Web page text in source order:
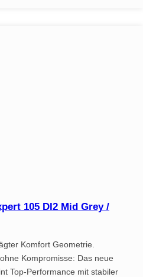
105 DI2 Mid Grey /
Komfort Geometrie.
Kompromisse: Das neue
Top-Performance mit stabiler